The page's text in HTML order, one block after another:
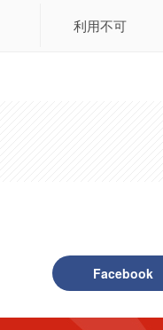
利用不可
Facebook